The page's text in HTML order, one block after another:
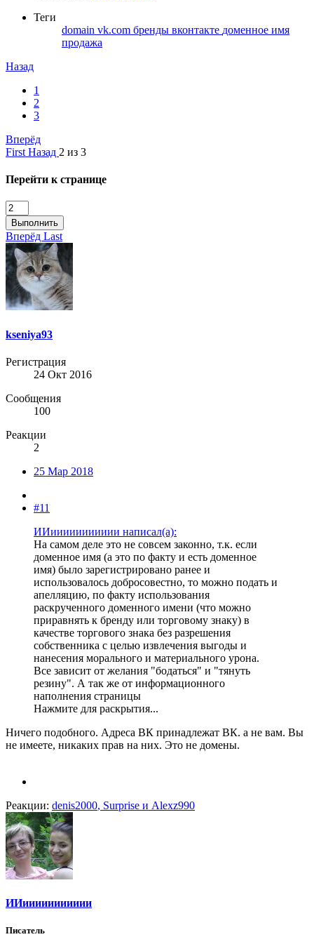
Теги
domain vk.com бренды вконтакте доменное имя
продажа
Назад
1
2
3
Вперёд
First Назад 2 из 3
Перейти к странице
Выполнить
Вперёд Last
kseniya93
Регистрация
24 Окт 2016
Сообщения
100
Реакции
2
25 Мар 2018
#11
ИИиииииииииии написал(а):
На самом деле это не совсем законно, т.к. если
доменное имя (а это по факту и есть доменное
имя) было зарегистрировано ранее и
использовалось добросовестно, то можно подать и
апелляцию, по факту использования
раскрученного доменного имени (что можно
приравнять к бренду или торговому знаку) в
качестве торгового знака без разрешения
собственника с целью извлечения выгоды и
нанесения морального и материального урона.
Все зависит от желания "бодаться" и "тянуть
резину". А так же от информационного
наполнения страницы
Нажмите для раскрытия...
Ничего подобного. Адреса ВК принадлежат ВК. а не вам. Вы
не имеете, никаких прав на них. Это не домены.
Реакции: denis2000, Surprise и Alexz990
ИИиииииииииии
Писатель